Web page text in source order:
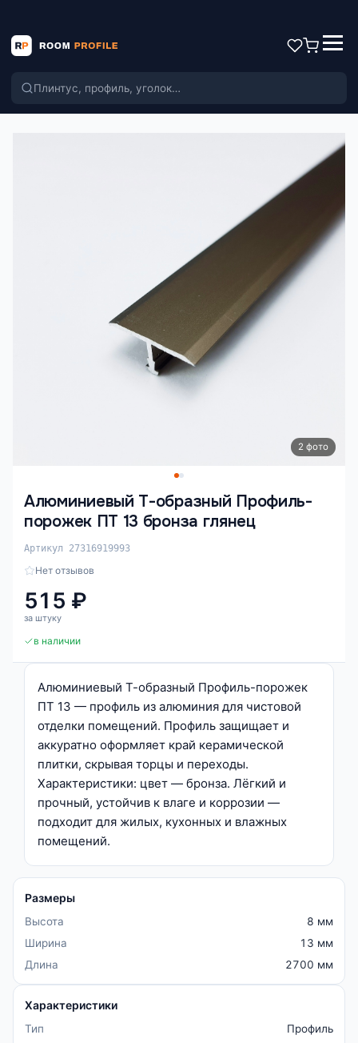
Поиск по каталогу
2 фото
Алюминиевый Т-образный Профиль-
порожек ПТ 13 бронза глянец
Артикул 27316919993
Нет отзывов
515 ₽
за штуку
в наличии
Алюминиевый Т-образный Профиль-порожек
ПТ 13 — профиль из алюминия для чистовой
отделки помещений. Профиль защищает и
аккуратно оформляет край керамической
плитки, скрывая торцы и переходы.
Характеристики: цвет — бронза. Лёгкий и
прочный, устойчив к влаге и коррозии —
подходит для жилых, кухонных и влажных
помещений.
Размеры
Высота
8 мм
Ширина
13 мм
Длина
2700 мм
Характеристики
Тип
Профиль